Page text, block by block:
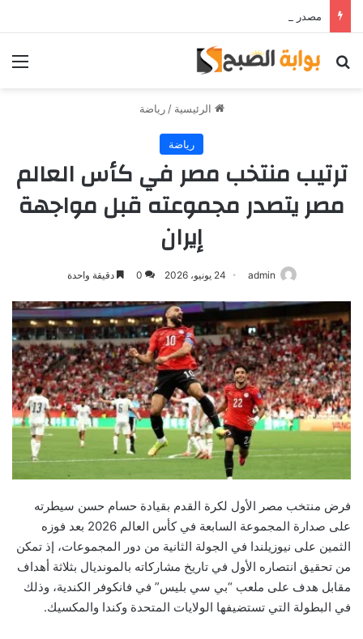
بحث عن
الرئيسية / رياضة
رياضة
ترتيب منتخب مصر في كأس العالم
مصر يتصدر مجموعته قبل مواجهة
إيران
admin 24 يونيو، 2026 0 دقيقة واحدة
فرض منتخب مصر الأول لكرة القدم بقيادة حسام حسن سيطرته
على صدارة المجموعة السابعة في كأس العالم 2026 بعد فوزه
الثمين على نيوزيلندا في الجولة الثانية من دور المجموعات، إذ تمكن
من تحقيق انتصاره الأول في تاريخ مشاركاته بالمونديال بثلاثة أهداف
مقابل هدف على ملعب “بي سي بليس” في فانكوفر الكندية، وذلك
في البطولة التي تستضيفها الولايات المتحدة وكندا والمكسيك.